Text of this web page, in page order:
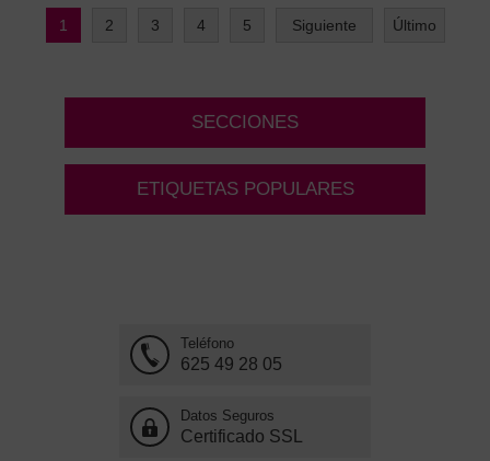
1 2 3 4 5 Siguiente Último
SECCIONES
ETIQUETAS POPULARES
Teléfono
625 49 28 05
Datos Seguros
Certificado SSL